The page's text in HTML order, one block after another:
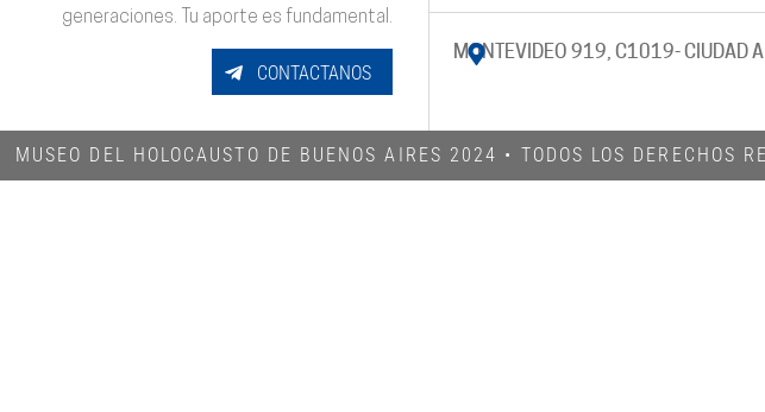
generaciones. Tu aporte es fundamental.
CONTACTANOS
MONTEVIDEO 919, C1019- CIUDAD
MUSEO DEL HOLOCAUSTO DE BUENOS AIRES 2024​ • TODOS LOS DERECHOS